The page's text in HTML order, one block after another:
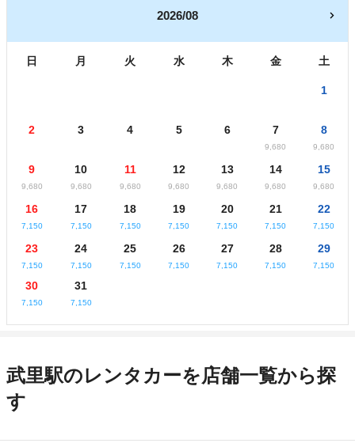
2026/08
日 月 火 水 木 金 土
1
2 3 4 5 6 7
9,680
8
9,680
9
9,680
10
9,680
11
9,680
12
9,680
13
9,680
14
9,680
15
9,680
16
7,150
17
7,150
18
7,150
19
7,150
20
7,150
21
7,150
22
7,150
23
7,150
24
7,150
25
7,150
26
7,150
27
7,150
28
7,150
29
7,150
30
7,150
31
7,150
武里駅のレンタカーを店舗一覧から探
す